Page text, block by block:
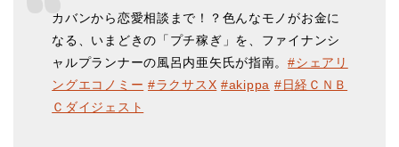
カバンから恋愛相談まで！？色んなモノがお金に
なる、いまどきの「プチ稼ぎ」を、ファイナンシ
ャルプランナーの風呂内亜矢氏が指南。#シェアリ
ングエコノミー #ラクサスX #akippa #日経ＣＮＢ
Ｃダイジェスト